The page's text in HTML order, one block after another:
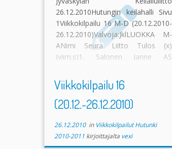
26.12.2010Hutungin keilahalli Sivu
1Viikkokilpailu 16 M-D (20.12.2010-
26.12.2010)Valvoja:JklLUOKKA M-
ANimi Seura Liitto Tulos (x)
(viim.s)1. Salonen Janne AS
– – – […]
Viikkokilpailu 16
(20.12.-26.12.2010)
26.12.2010in Viikkokilpailut Hutunki
2010-2011 kirjoittajalta vexi